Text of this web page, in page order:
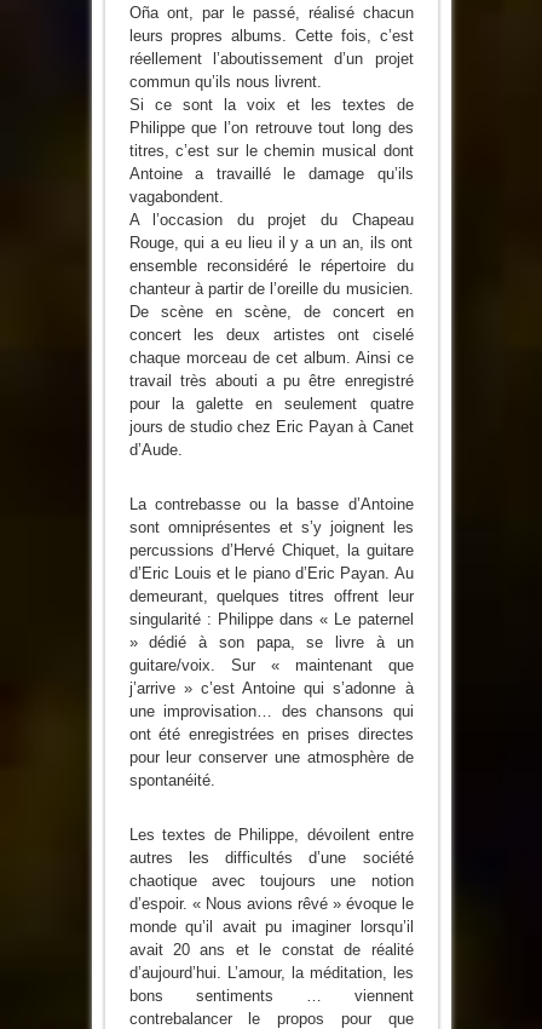
Oña ont, par le passé, réalisé chacun
leurs propres albums. Cette fois, c’est
réellement l’aboutissement d’un projet
commun qu’ils nous livrent.
Si ce sont la voix et les textes de
Philippe que l’on retrouve tout long des
titres, c’est sur le chemin musical dont
Antoine a travaillé le damage qu’ils
vagabondent.
A l’occasion du projet du Chapeau
Rouge, qui a eu lieu il y a un an, ils ont
ensemble reconsidéré le répertoire du
chanteur à partir de l’oreille du musicien.
De scène en scène, de concert en
concert les deux artistes ont ciselé
chaque morceau de cet album. Ainsi ce
travail très abouti a pu être enregistré
pour la galette en seulement quatre
jours de studio chez Eric Payan à Canet
d’Aude.
La contrebasse ou la basse d’Antoine
sont omniprésentes et s’y joignent les
percussions d’Hervé Chiquet, la guitare
d’Eric Louis et le piano d’Eric Payan. Au
demeurant, quelques titres offrent leur
singularité : Philippe dans « Le paternel
» dédié à son papa, se livre à un
guitare/voix. Sur « maintenant que
j’arrive » c’est Antoine qui s’adonne à
une improvisation… des chansons qui
ont été enregistrées en prises directes
pour leur conserver une atmosphère de
spontanéité.
Les textes de Philippe, dévoilent entre
autres les difficultés d’une société
chaotique avec toujours une notion
d’espoir. « Nous avions rêvé » évoque le
monde qu’il avait pu imaginer lorsqu’il
avait 20 ans et le constat de réalité
d’aujourd’hui. L’amour, la méditation, les
bons sentiments … viennent
contrebalancer le propos pour que